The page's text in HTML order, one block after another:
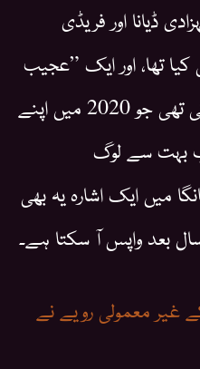
ڈیانا اور فریڈی
کیا تھا، اور ایک ”عجیب
وائرس“ کی بھی پیش گوئی کی تھی جو 2020 میں اپنے
بہت سے لوگ
میں ایک اشارہ یہ بھی
معمولی رویے نے